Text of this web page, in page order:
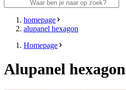
homepage
alupanel hexagon
Homepage
Alupanel hexagon